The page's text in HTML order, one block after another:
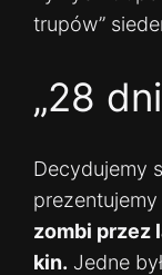
trupów”
„28
Decydujemy
zombi przez
kin. Jedne